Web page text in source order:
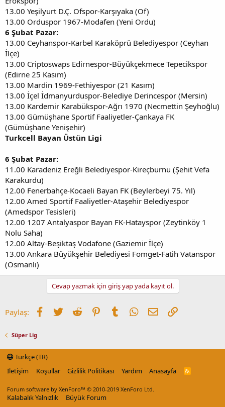
13.00 Yeşilyurt D.Ç. Ofspor-Karşıyaka (Of)
13.00 Orduspor 1967-Modafen (Yeni Ordu)
6 Şubat Pazar:
13.00 Ceyhanspor-Karbel Karaköprü Belediyespor (Ceyhan
İlçe)
13.00 Criptoswaps Edirnespor-Büyükçekmece Tepecikspor
(Edirne 25 Kasım)
13.00 Mardin 1969-Fethiyespor (21 Kasım)
13.00 İçel İdmanyurduspor-Belediye Derincespor (Mersin)
13.00 Kardemir Karabükspor-Ağrı 1970 (Necmettin Şeyhoğlu)
13.00 Gümüşhane Sportif Faaliyetler-Çankaya FK
(Gümüşhane Yenişehir)
Turkcell Bayan Üstün Ligi
6 Şubat Pazar:
11.00 Karadeniz Ereğli Belediyespor-Kireçburnu (Şehit Vefa
Karakurdu)
12.00 Fenerbahçe-Kocaeli Bayan FK (Beylerbeyi 75. Yıl)
12.00 Amed Sportif Faaliyetler-Ataşehir Belediyespor
(Amedspor Tesisleri)
12.00 1207 Antalyaspor Bayan FK-Hatayspor (Zeytinköy 1
Nolu Saha)
12.00 Altay-Beşiktaş Vodafone (Gaziemir İlçe)
13.00 Ankara Büyükşehir Belediyesi Fomget-Fatih Vatanspor
(Osmanlı)
Cevap yazmak için giriş yap yada kayıt ol.
Paylaş: Facebook
TwitterReddit PinterestTumblrWhatsApp
E-postaLink
Süper Lig
Türkçe (TR)
İletişim
Koşullar Gizlilik Politikası Yardım Anasayfa
R
Forum software by XenForo™ © 2010-2019 XenForo Ltd.
Kalabalık Yalnızlık Büyük Forum